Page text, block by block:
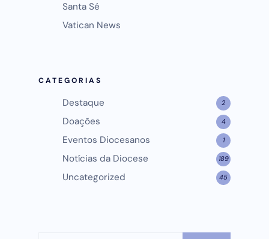
Santa Sé
Vatican News
CATEGORIAS
Destaque 2
Doações 4
Eventos Diocesanos 1
Notícias da Diocese 189
Uncategorized 45